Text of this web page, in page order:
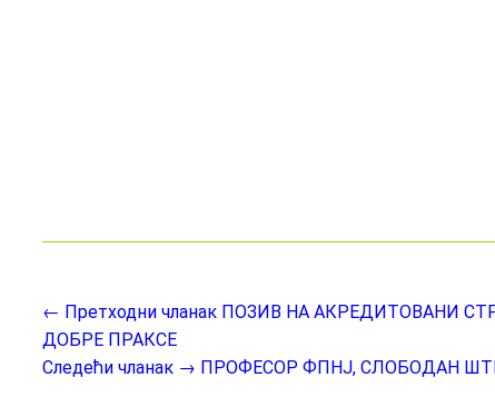
← Претходни чланак ПОЗИВ НА АКРЕДИТОВАНИ
ДОБРЕ ПРАКСЕ
Следећи чланак → ПРОФЕСОР ФПНЈ, СЛОБОДАН